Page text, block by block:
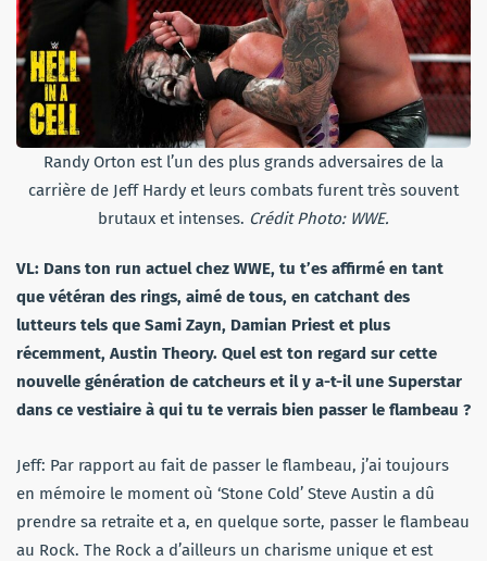
Randy Orton est l’un des plus grands adversaires de la
carrière de Jeff Hardy et leurs combats furent très souvent
brutaux et intenses. Crédit Photo: WWE.
VL: Dans ton run actuel chez WWE, tu t’es affirmé en tant
que vétéran des rings, aimé de tous, en catchant des
lutteurs tels que Sami Zayn, Damian Priest et plus
récemment, Austin Theory. Quel est ton regard sur cette
nouvelle génération de catcheurs et il y a-t-il une Superstar
dans ce vestiaire à qui tu te verrais bien passer le flambeau ?
Jeff: Par rapport au fait de passer le flambeau, j’ai toujours
en mémoire le moment où ‘Stone Cold’ Steve Austin a dû
prendre sa retraite et a, en quelque sorte, passer le flambeau
au Rock. The Rock a d’ailleurs un charisme unique et est